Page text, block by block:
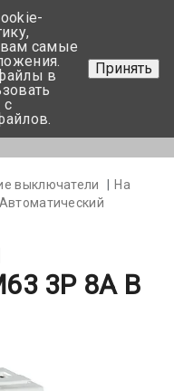
+375 17-350-99-56
+375 44-752-82-08
Задать вопрос
выключатели
На
Автоматический
3P 8А B
вам самые
в
с
Принять